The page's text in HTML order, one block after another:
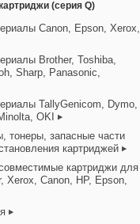
(серия Q)
Canon, Epson, Xerox,
Brother, Toshiba,
Sharp, Panasonic,
TallyGenicom, Dymo,
OKI
тонеры, запасные части
картриджей
картриджи для
Xerox, Canon, HP, Epson,